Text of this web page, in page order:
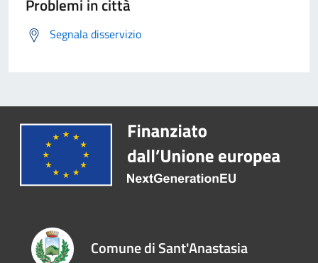
Problemi in città
Segnala disservizio
Comune di Sant'Anastasia